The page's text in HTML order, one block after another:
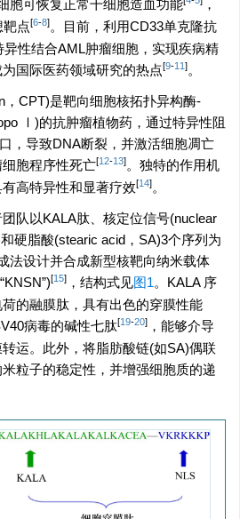
胞可恢复正常干细胞造血功能
，
点[6-8] 。目前，利用CD33单克隆抗
性结合AML肿瘤细胞，实现疾病精
国际医药领域研究的热点[9-11 ] 。
，CPT)是靶向细胞核拓扑异构酶-
Ⅰ)的抗肿瘤植物药，通过特异性阻
，导致DNA断裂，并激活细胞凋亡
胞程序性死亡[12-13] 。独特的作用机
高特异性和显著疗效[14] 。
队以KALA肽、核定位信号(nuclear
硬脂酸(stearic acid，SA)3个序列为
法设计并合成新型核靶向纳米载体
[15] ，结构式见图1。KALA 序
的融膜肽，具有出色的穿膜性能
病毒的碱性七肽[19-20] ，能够介导
运。此外，将脂肪酸链(如SA)偶联
粒子的稳定性，并增强细胞质的递